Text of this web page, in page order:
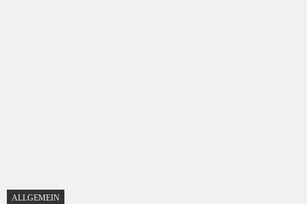
ALLGEMEIN